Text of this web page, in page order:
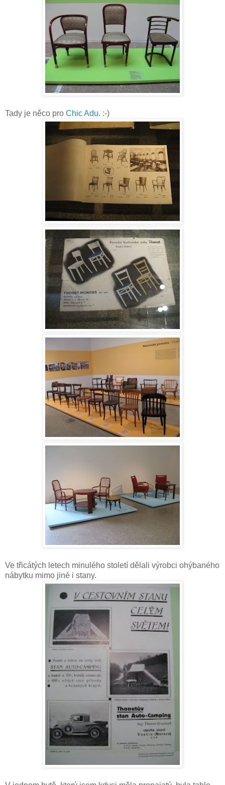
Tady je něco pro Chic Adu. :-)
Ve třicátých letech minulého století dělali výrobci ohýbaného
nábytku mimo jiné i stany.